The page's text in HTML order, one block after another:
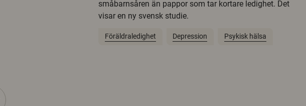
småbarnsåren än pappor som tar kortare ledighet. Det
visar en ny svensk studie.
Föräldraledighet Depression Psykisk hälsa